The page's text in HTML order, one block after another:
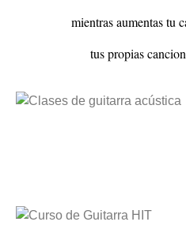
mientras aumentas tu
tus propias